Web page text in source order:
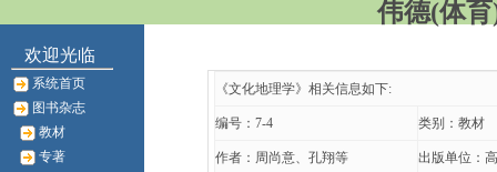
伟德(体
欢迎光临
系统首页
图书杂志
教材
专著
《文化地理学》相关信息如下:
编号：7-4 类别：教材
作者：周尚意、孔翔等 出版单位：